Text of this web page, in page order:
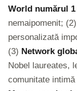
World numărul
nemaipomenit; (2)
personalizată
(3) Network
Nobel laureates,
comunitate